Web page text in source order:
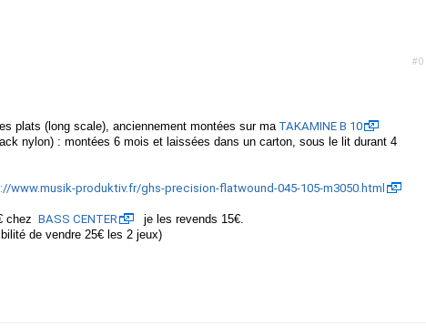
#0
plats (long scale), anciennement montées sur ma TAKAMINE B 10
nylon) : montées 6 mois et laissées dans un carton, sous le lit durant 4
www.musik-produktiv.fr/ghs-precision-flatwound-045-105-m3050.html
chez BASS CENTER
je les revends 15€.
de vendre 25€ les 2 jeux)